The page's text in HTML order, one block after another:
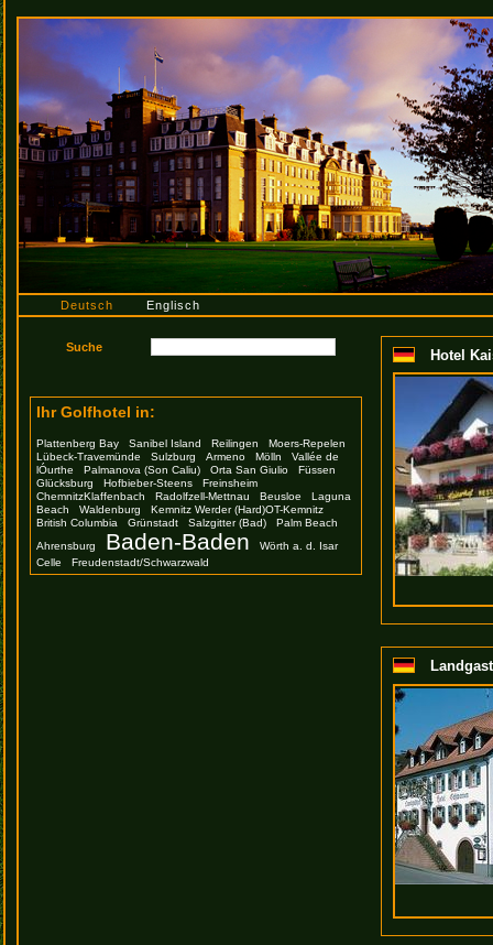
Deutsch Englisch
Ihr Golfhotel in:
Plattenberg Bay Sanibel Island Reilingen
Moers-Repelen
Lübeck-Travemünde
Sulzburg Armeno Mölln
Vallée de
lÓurthe
Palmanova (Son Caliu) Orta San Giulio
Füssen
Glücksburg
Hofbieber-Steens
Freinsheim
ChemnitzKlaffenbach
Radolfzell-Mettnau Beusloe
Laguna
Beach
Waldenburg
Kemnitz Werder (Hard)OT-Kemnitz
British Columbia
Grünstadt Salzgitter (Bad)
Palm Beach
Ahrensburg
Baden-Baden
Wörth a. d. Isar
Celle
Freudenstadt/Schwarzwald
Hotel